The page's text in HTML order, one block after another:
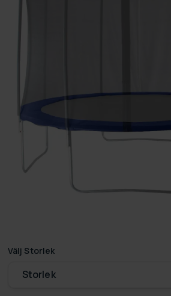
Välj Storlek
Storlek